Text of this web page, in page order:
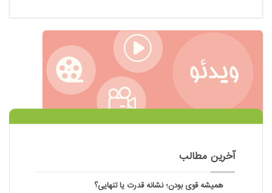
آخرین مطالب
همیشه قوی بودن؛ نشانه قدرت یا تنهایی؟